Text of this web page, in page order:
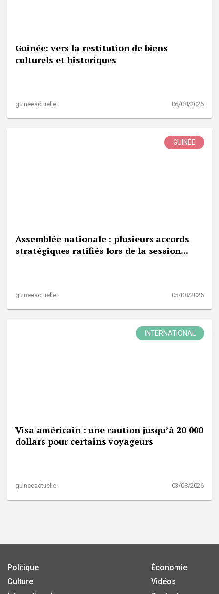
Guinée: vers la restitution de biens
culturels et historiques
guineeactuelle 06/08/2026
GUINÉE
Assemblée nationale : plusieurs accords
stratégiques ratifiés lors de la session...
guineeactuelle 05/08/2026
INTERNATIONAL
Visa américain : une caution jusqu’à 20 000
dollars pour certains voyageurs
guineeactuelle 03/08/2026
Politique
Culture
Économie
Vidéos